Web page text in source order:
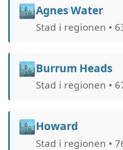
🏙️Agnes Water
Stad i regionen •
🏙️Burrum Heads
Stad i regionen •
🏙️Howard
Stad i regionen •